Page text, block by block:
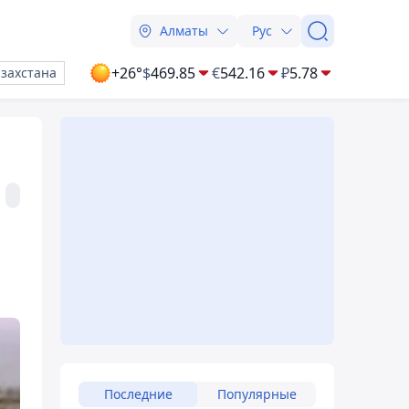
Алматы Рус
+26°$469.85 €542.16 ₽5.78
Последние Популярные